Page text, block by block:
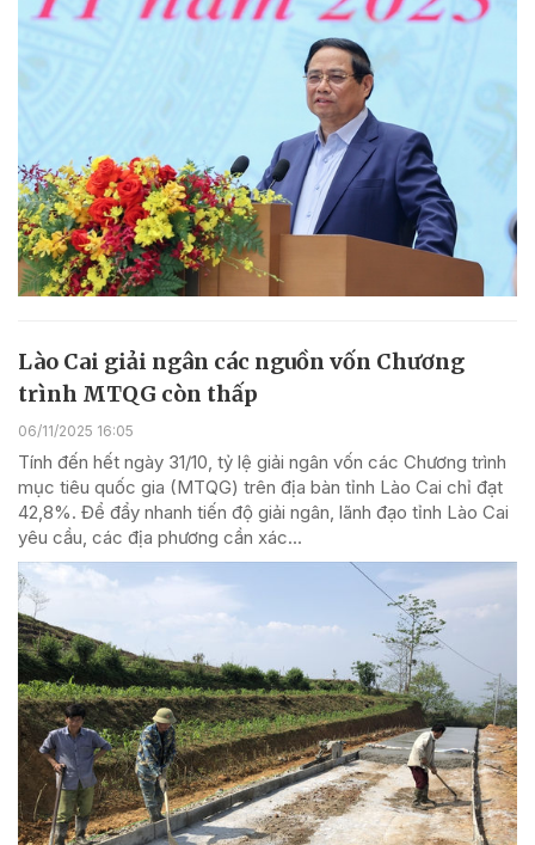
Lào Cai giải ngân các nguồn vốn Chương
trình MTQG còn thấp
06/11/2025 16:05
Tính đến hết ngày 31/10, tỷ lệ giải ngân vốn các Chương trình
mục tiêu quốc gia (MTQG) trên địa bàn tỉnh Lào Cai chỉ đạt
42,8%. Để đẩy nhanh tiến độ giải ngân, lãnh đạo tỉnh Lào Cai
yêu cầu, các địa phương cần xác...